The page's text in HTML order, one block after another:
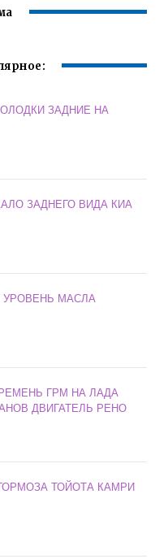
ЗАДНИЕ НА
ЗАДНЕГО ВИДА КИА
УРОВЕНЬ МАСЛА
ГРМ НА ЛАДА
ДВИГАТЕЛЬ РЕНО
ТОЙОТА КАМРИ